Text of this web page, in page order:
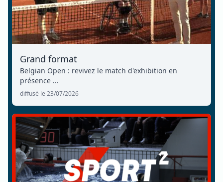
Grand format
Belgian Open : revivez le match d'exhibition en
présence ...
diffusé le 23/07/2026